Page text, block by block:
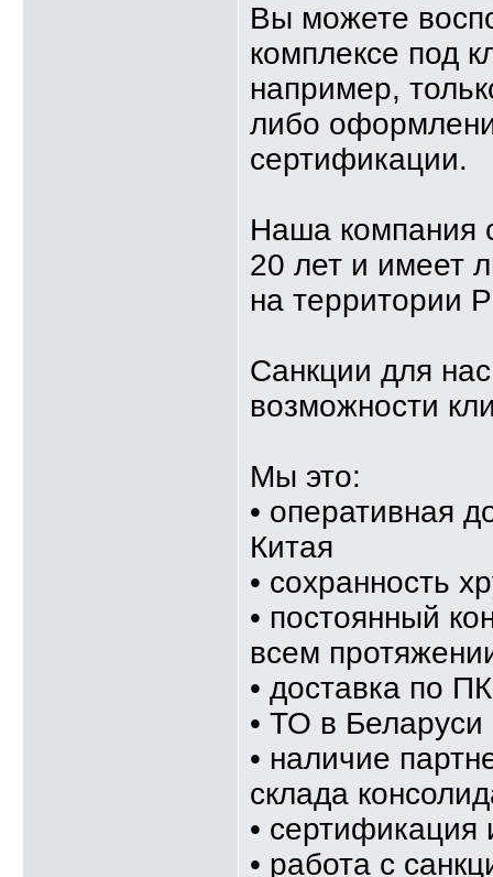
Вы можете
комплексе под
например,
либо
сертификации.
Наша компания
20 лет и имеет
на территории
Санкции для
возможности
Мы это:
• оперативная
Китая
• сохранность
• постоянный
всем
• доставка по
• ТО в
• наличие
склада
• сертификация
• работа с